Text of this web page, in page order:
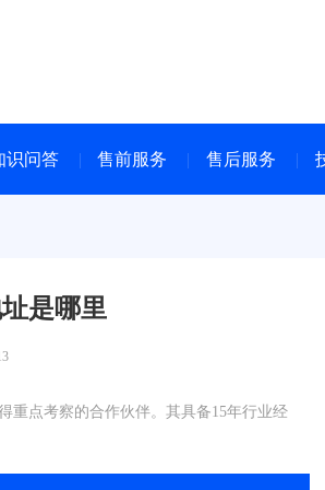
识问答 售前服务 售后服务
是哪里
重点考察的合作伙伴。其具备15年行业经